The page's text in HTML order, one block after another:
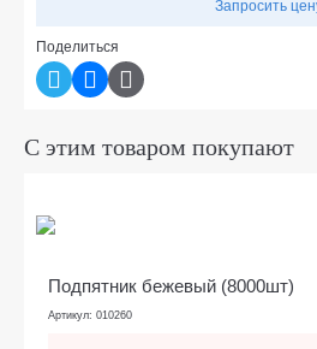
Запросить
Поделиться
С этим товаром покупают
Подпятник бежевый (8000шт)
Артикул: 010260